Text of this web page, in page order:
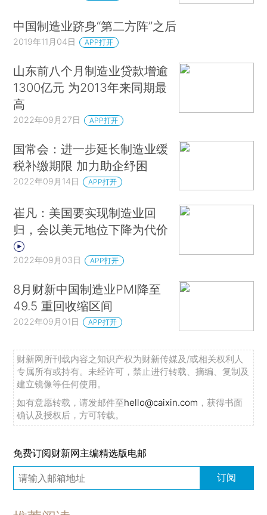
中国制造业跻身“第二方阵”之后
2019年11月04日 APP打开
山东前八个月制造业贷款增逾
1300亿元 为2013年来同期最
高
2022年09月27日 APP打开
国常会：进一步延长制造业缓
税补缴期限 加力助企纾困
2022年09月14日 APP打开
崔凡：美国要实现制造业回
归，会以美元地位下降为代价
2022年09月03日 APP打开
8月财新中国制造业PMI降至
49.5 重回收缩区间
2022年09月01日 APP打开
财新网所刊载内容之知识产权为财新传媒及/或相关权利人
专属所有或持有。未经许可，禁止进行转载、摘编、复制及
建立镜像等任何使用。
如有意愿转载，请发邮件至hello@caixin.com ，获得书面
确认及授权后，方可转载。
免费订阅财新网主编精选版电邮
订阅